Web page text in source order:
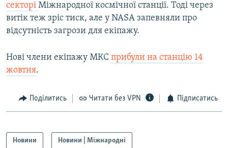
секторі Міжнародної космічної станції. Тоді через
витік теж зріс тиск, але у NASA запевняли про
відсутність загрози для екіпажу.
Нові члени екіпажу МКС прибули на станцію 14
жовтня.
Поділитись Читати без VPN Підписатись
Новини Новини | Міжнародні